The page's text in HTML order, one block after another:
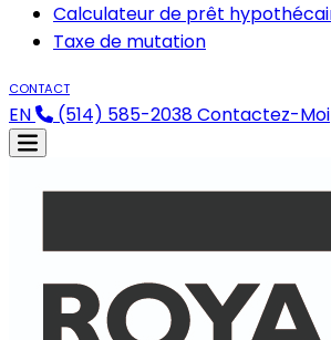
Calculateur de prêt
Taxe de mutation
CONTACT
EN (514) 585-2038Contactez-Moi